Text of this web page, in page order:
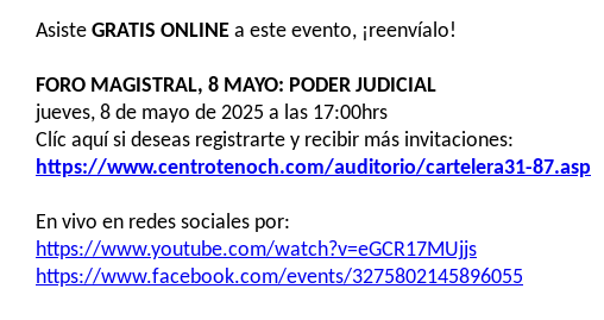
Asiste GRATIS ONLINE a este evento, ¡reenvíalo!
FORO MAGISTRAL, 8 MAYO: PODER JUDICIAL
jueves, 8 de mayo de 2025 a las 17:00hrs
Clíc aquí si deseas registrarte y recibir más invitaciones:
https://www.centrotenoch.com/auditorio/cartelera31-87.asp
En vivo en redes sociales por:
https://www.youtube.com/watch?v=eGCR17MUjjs
https://www.facebook.com/events/3275802145896055